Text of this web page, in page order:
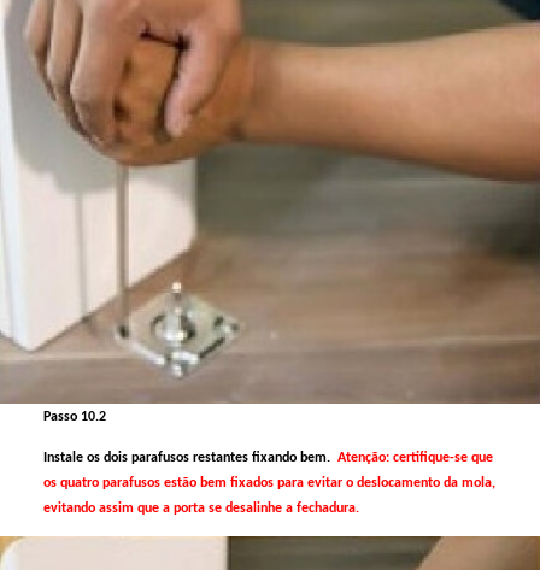
Passo 10.2
Instale os dois parafusos restantes fixando bem. Atenção: certifique-se que
os quatro parafusos estão bem fixados para evitar o deslocamento da mola,
evitando assim que a porta se desalinhe a fechadura.